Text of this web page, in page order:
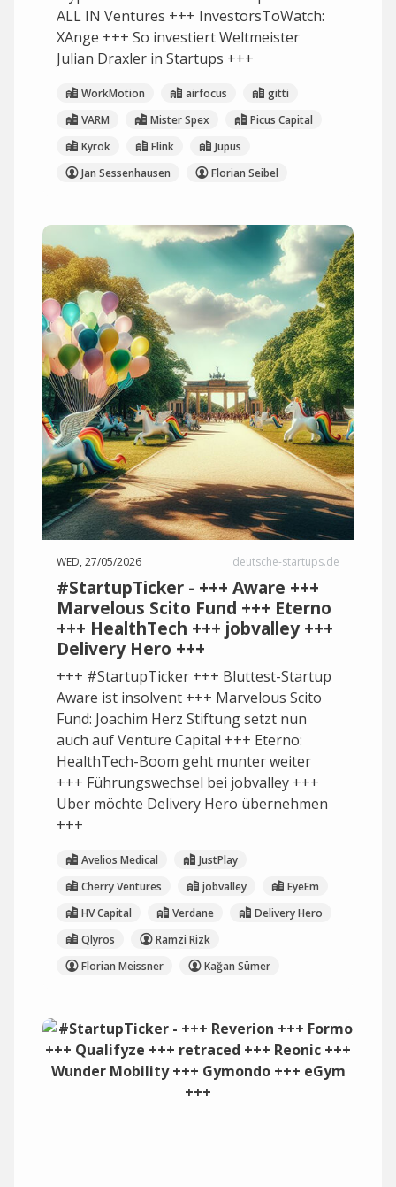
ALL IN Ventures +++ InvestorsToWatch:
XAnge +++ So investiert Weltmeister
Julian Draxler in Startups +++
WorkMotion airfocus
gitti
VARM
Mister Spex
Picus Capital
Kyrok
Flink
Jupus
Jan Sessenhausen
Florian Seibel
WED, 27/05/2026 deutsche-startups.de
#StartupTicker - +++ Aware +++
Marvelous Scito Fund +++ Eterno
+++ HealthTech +++ jobvalley +++
Delivery Hero +++
+++ #StartupTicker +++ Bluttest-Startup
Aware ist insolvent +++ Marvelous Scito
Fund: Joachim Herz Stiftung setzt nun
auch auf Venture Capital +++ Eterno:
HealthTech-Boom geht munter weiter
+++ Führungswechsel bei jobvalley +++
Uber möchte Delivery Hero übernehmen
+++
Avelios Medical
JustPlay
Cherry Ventures
jobvalley
EyeEm
HV Capital
Verdane
Delivery Hero
Qlyros
Ramzi Rizk
Florian Meissner
Kağan Sümer